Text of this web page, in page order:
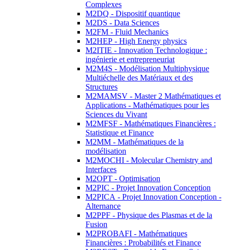
Complexes
M2DQ - Dispositif quantique
M2DS - Data Sciences
M2FM - Fluid Mechanics
M2HEP - High Energy physics
M2ITIE - Innovation Technologique :
ingénierie et entrepreneuriat
M2M4S - Modélisation Multiphysique
Multiéchelle des Matériaux et des
Structures
M2MAMSV - Master 2 Mathématiques et
Applications - Mathématiques pour les
Sciences du Vivant
M2MFSF - Mathématiques Financières :
Statistique et Finance
M2MM - Mathématiques de la
modélisation
M2MOCHI - Molecular Chemistry and
Interfaces
M2OPT - Optimisation
M2PIC - Projet Innovation Conception
M2PICA - Projet Innovation Conception -
Alternance
M2PPF - Physique des Plasmas et de la
Fusion
M2PROBAFI - Mathématiques
Financières : Probabilités et Finance